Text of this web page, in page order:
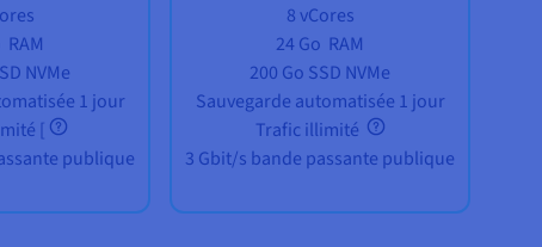
RAM
NVMe
1 jour
[
publique
8 vCores
24 Go RAM
200 Go SSD NVMe
Sauvegarde automatisée 1 jour
Trafic illimité
3 Gbit/s bande passante publique